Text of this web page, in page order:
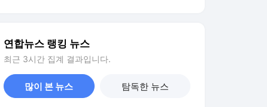
연합뉴스 랭킹 뉴스
최근 3시간 집계 결과입니다.
많이 본 뉴스 탐독한 뉴스